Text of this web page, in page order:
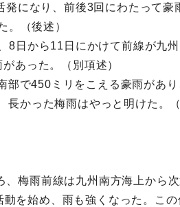
になり、前後3回にわたって豪
。（後述）
日から11日にかけて前線が九
あった。（別項述）
で450ミリをこえる豪雨があ
かった梅雨はやっと明けた。（
梅雨前線は九州南方海上から
を始め、雨も強くなった。こ